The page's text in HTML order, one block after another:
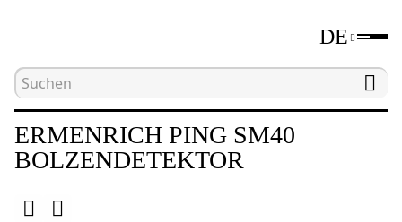
DE
Hauptseite
ERMENRICH PING SM40
BOLZENDETEKTOR